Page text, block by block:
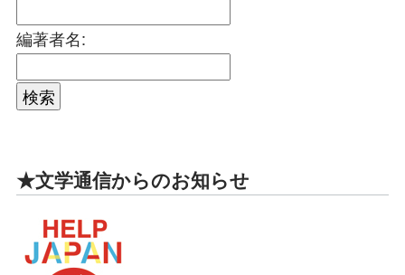
編著者名:
★文学通信からのお知らせ